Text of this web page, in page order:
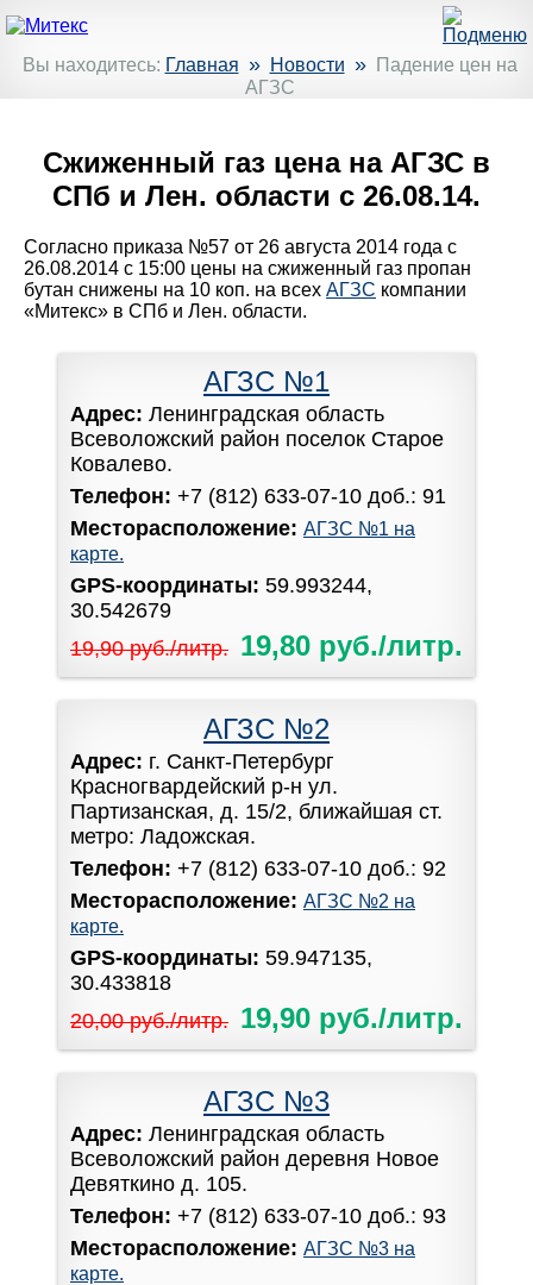
Вы находитесь: Главная » Новости »
Падение цен на
АГЗС
Сжиженный газ цена на АГЗС в
СПб и Лен. области с 26.08.14.
Согласно приказа №57 от 26 августа 2014 года с
26.08.2014 с 15:00 цены на сжиженный газ пропан
бутан снижены на 10 коп. на всех АГЗС компании
«Митекс» в СПб и Лен. области.
АГЗС №1
Адрес: Ленинградская область
Всеволожский район поселок Старое
Ковалево.
Телефон: +7 (812) 633-07-10 доб.: 91
Месторасположение: АГЗС №1 на
карте.
GPS-координаты: 59.993244,
30.542679
19,90 руб./литр. 19,80 руб./литр.
АГЗС №2
Адрес: г. Санкт-Петербург
Красногвардейский р-н ул.
Партизанская, д. 15/2, ближайшая ст.
метро: Ладожская.
Телефон: +7 (812) 633-07-10 доб.: 92
Месторасположение: АГЗС №2 на
карте.
GPS-координаты: 59.947135,
30.433818
20,00 руб./литр. 19,90 руб./литр.
АГЗС №3
Адрес: Ленинградская область
Всеволожский район деревня Новое
Девяткино д. 105.
Телефон: +7 (812) 633-07-10 доб.: 93
Месторасположение: АГЗС №3 на
карте.